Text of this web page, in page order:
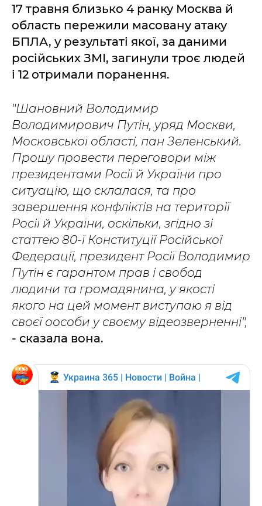
17 травня близько 4 ранку Москва й
область пережили масовану атаку
БПЛА, у результаті якої, за даними
російських ЗМІ, загинули троє людей
і 12 отримали поранення.
"Шановний Володимир
Володимирович Путін, уряд Москви,
Московської області, пан Зеленський.
Прошу провести переговори між
президентами Росії й України про
ситуацію, що склалася, та про
завершення конфліктів на території
Росії й України, оскільки, згідно зі
статтею 80-ї Конституції Російської
Федерації, президент Росії Володимир
Путін є гарантом прав і свобод
людини та громадянина, у якості
якого на цей момент виступаю я від
своєї оособи у своєму відеозверненні",
- сказала вона.